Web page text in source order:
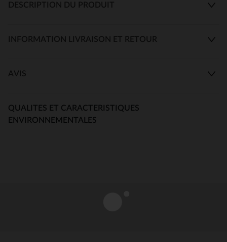
DESCRIPTION DU PRODUIT
INFORMATION LIVRAISON ET RETOUR
AVIS
QUALITES ET CARACTERISTIQUES
ENVIRONNEMENTALES